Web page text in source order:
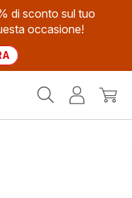
di sconto sul tuo
occasione!
Il